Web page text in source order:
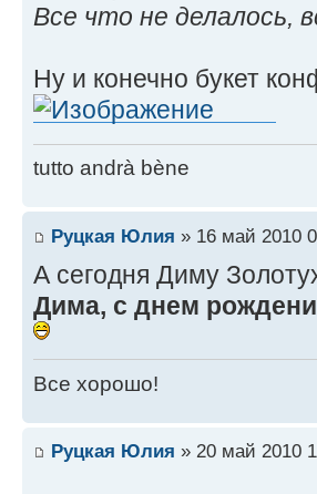
Все что не делалось,
Ну и конечно букет
tutto andrà bène
Руцкая Юлия » 16 май 2010
А сегодня Диму
Дима, с днем
Все хорошо!
Руцкая Юлия » 20 май 2010